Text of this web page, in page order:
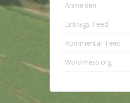
Anmelden
Eintrags-Feed
Kommentar-Feed
WordPress.org